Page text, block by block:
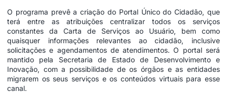
O programa prevê a criação do Portal Único do Cidadão, que
terá entre as atribuições centralizar todos os serviços
constantes da Carta de Serviços ao Usuário, bem como
quaisquer informações relevantes ao cidadão, inclusive
solicitações e agendamentos de atendimentos. O portal será
mantido pela Secretaria de Estado de Desenvolvimento e
Inovação, com a possibilidade de os órgãos e as entidades
migrarem os seus serviços e os conteúdos virtuais para esse
canal.